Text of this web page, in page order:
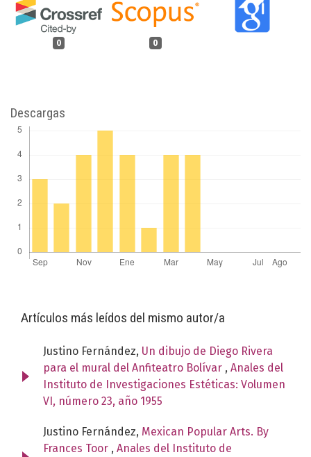
0 0
Descargas
Artículos más leídos del mismo autor/a
Justino Fernández, Un dibujo de Diego Rivera
para el mural del Anfiteatro Bolívar , Anales del
Instituto de Investigaciones Estéticas: Volumen
VI, número 23, año 1955
Justino Fernández, Mexican Popular Arts. By
Frances Toor , Anales del Instituto de